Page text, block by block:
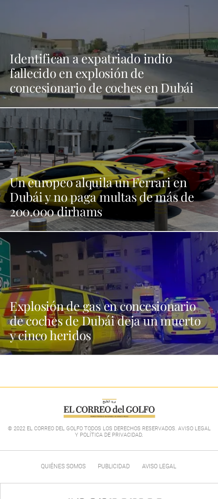
Identifican a expatriado indio
fallecido en explosión de
concesionario de coches en Dubái
Un europeo alquila un Ferrari en
Dubái y no paga multas de más de
200.000 dirhams
Explosión de gas en concesionario
de coches de Dubái deja un muerto
y cinco heridos
© 2022 EL CORREO DEL GOLFO TODOS LOS DERECHOS RESERVADOS. AVISO LEGAL
Y POLÍTICA DE PRIVACIDAD.
QUIÉNES SOMOS PUBLICIDAD AVISO LEGAL